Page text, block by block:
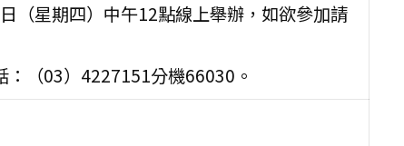
星期四）中午12點線上舉辦，如欲參加請
（03）4227151分機66030。